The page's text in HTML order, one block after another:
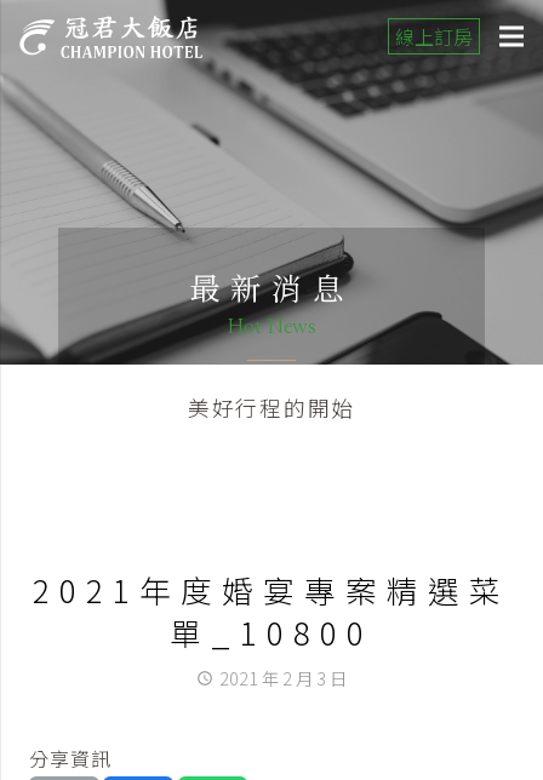
線上訂房
最新消息
Hot News
美好行程的開始
2021年度婚宴專案精選菜
單_10800
access_time 2021 年 2 月 3 日
分享資訊